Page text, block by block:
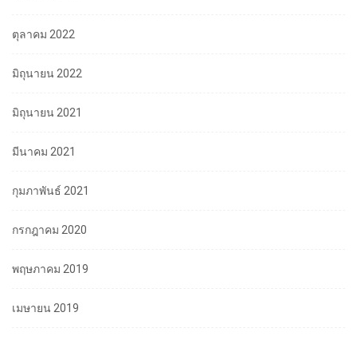
ตุลาคม 2022
มิถุนายน 2022
มิถุนายน 2021
มีนาคม 2021
กุมภาพันธ์ 2021
กรกฎาคม 2020
พฤษภาคม 2019
เมษายน 2019